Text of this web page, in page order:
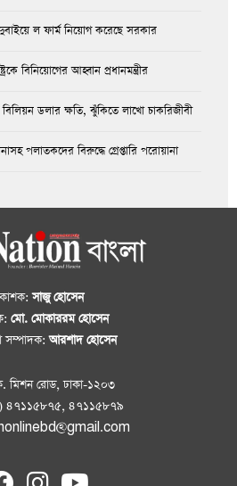
ল ফার্ম নিয়োগ করেছে সরকার
বিনিয়োগের আহ্বান প্রধানমন্ত্রীর
বিলিয়ন ডলার ক্ষতি, ঝুঁকিতে লাখো চাকরিজীবী
পলাতকদের বিরুদ্ধে গ্রেপ্তারি পরোয়ানা
সাজু হোসেন
মো. মোকাররম হোসেন
সম্পাদক:আরশাদ হোসেন
মিশন রোড, ঢাকা-১২০৩
৪৭১১৫৮৭৫, ৪৭১১৫৮৭৯
fab fab fab